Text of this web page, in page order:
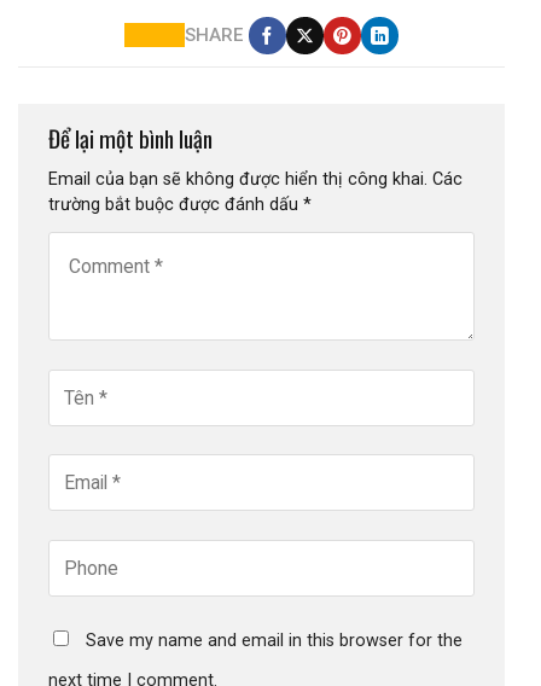
SHARE
Để lại một bình luận
Email của bạn sẽ không được hiển thị công khai. Các
trường bắt buộc được đánh dấu *
Save my name and email in this browser for the
next time I comment.